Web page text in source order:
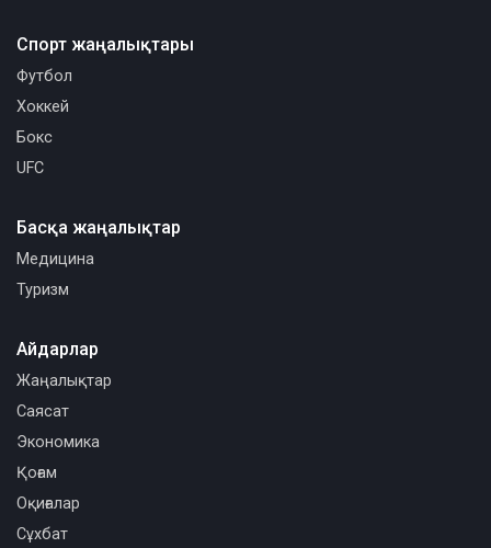
Спорт жаңалықтары
Футбол
Хоккей
Бокс
UFC
Басқа жаңалықтар
Медицина
Туризм
Айдарлар
Жаңалықтар
Саясат
Экономика
Қоғам
Оқиғалар
Сұхбат